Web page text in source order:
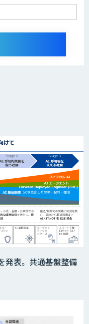
発表。共通基盤整備